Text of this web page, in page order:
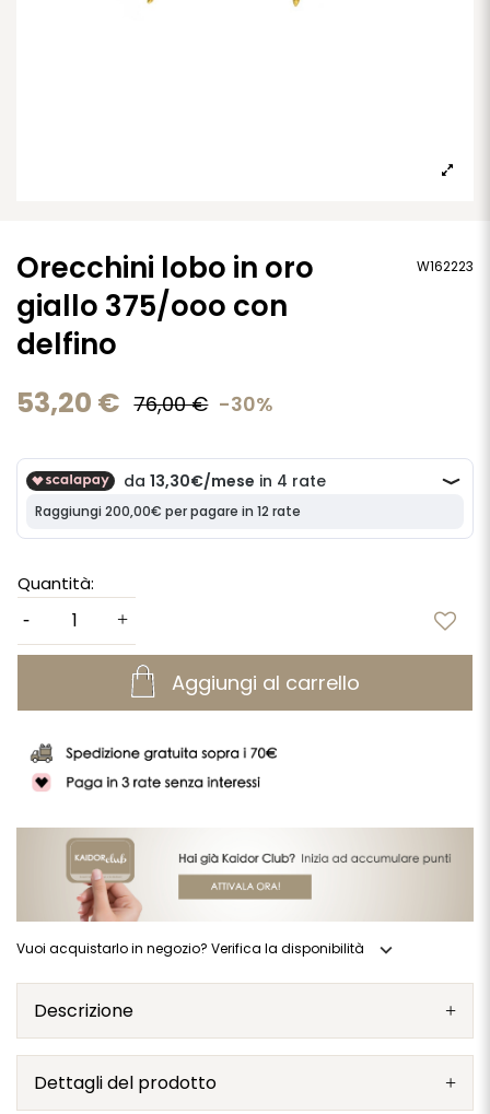
Orecchini lobo in oro
giallo 375/ooo con
delfino
W162223
53,20 € 76,00 € -30%
Quantità:
Aggiungi al carrello
Vuoi acquistarlo in negozio? Verifica la disponibilità expand_more
Descrizione
Dettagli del prodotto